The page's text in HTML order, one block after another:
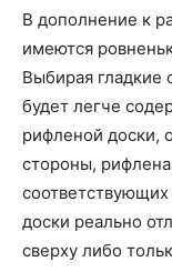
В дополнение к
имеются
Выбирая гладкие
будет легче
рифленой доски,
стороны,
доски реально
сверху либо